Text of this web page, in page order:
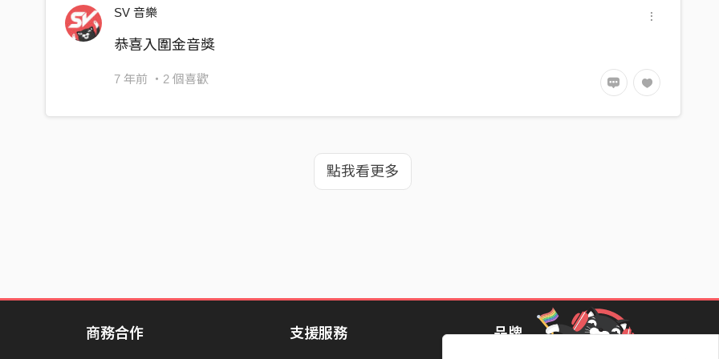
SV 音樂
恭喜入圍金音獎
7 年前 ・2 個喜歡
點我看更多
商務合作 支援服務 品牌